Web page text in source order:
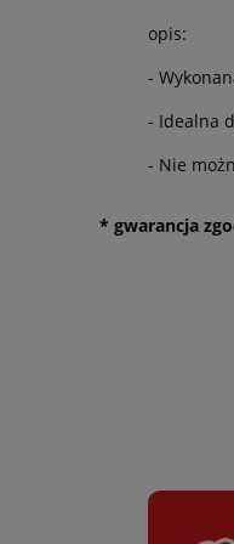
opis:
-
- Idealna
- Nie
* gwarancja